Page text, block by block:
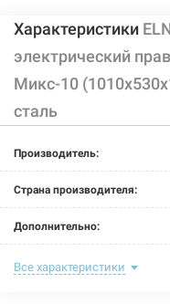
Характеристики
электрический
Микс-10
сталь
Производитель:
Страна производителя:
Дополнительно:
Цвет:
Все характеристики